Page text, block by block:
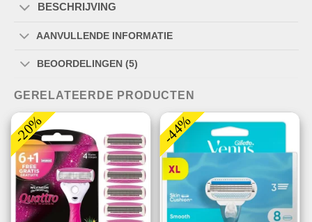
BESCHRIJVING
AANVULLENDE INFORMATIE
BEOORDELINGEN (5)
GERELATEERDE PRODUCTEN
-20% -44%